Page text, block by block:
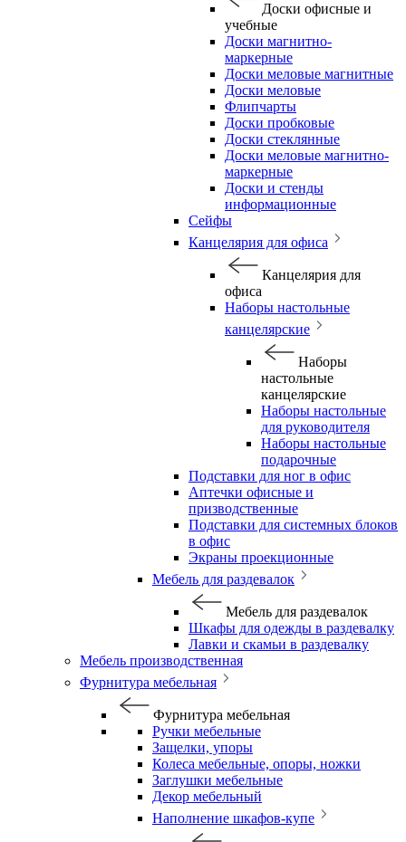
Доски офисные и
учебные
Доски магнитно-
маркерные
Доски меловые магнитные
Доски меловые
Флипчарты
Доски пробковые
Доски стеклянные
Доски меловые магнитно-
маркерные
Доски и стенды
информационные
Сейфы
Канцелярия для офиса
Канцелярия для
офиса
Наборы настольные
канцелярские
Наборы
настольные
канцелярские
Наборы настольные
для руководителя
Наборы настольные
подарочные
Подставки для ног в офис
Аптечки офисные и
призводственные
Подставки для системных блоков
в офис
Экраны проекционные
Мебель для раздевалок
Мебель для раздевалок
Шкафы для одежды в раздевалку
Лавки и скамьи в раздевалку
Мебель производственная
Фурнитура мебельная
Фурнитура мебельная
Ручки мебельные
Защелки, упоры
Колеса мебельные, опоры, ножки
Заглушки мебельные
Декор мебельный
Наполнение шкафов-купе